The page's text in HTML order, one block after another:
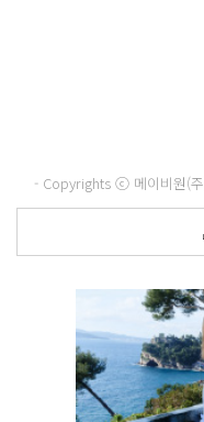
- Copyrights ⓒ 메이비원(